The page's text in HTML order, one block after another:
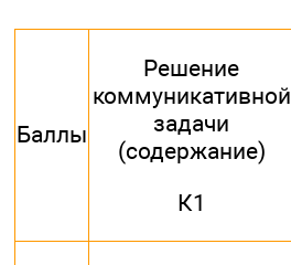
Баллы
Решение
коммуникативной
задачи
(содержание)
К1